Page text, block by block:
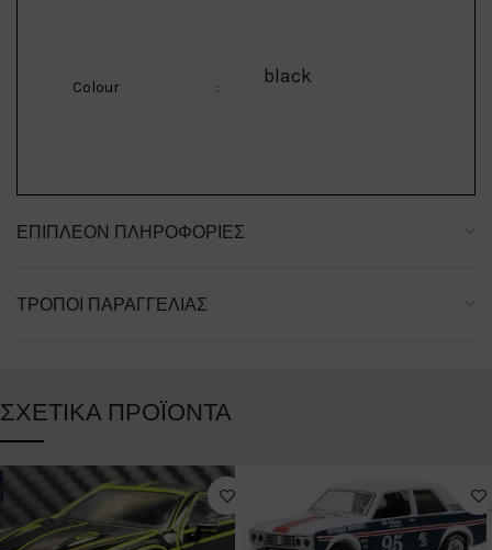
Colour : black
ΕΠΙΠΛΈΟΝ ΠΛΗΡΟΦΟΡΊΕΣ
ΤΡΌΠΟΙ ΠΑΡΑΓΓΕΛΊΑΣ
ΣΧΕΤΙΚΆ ΠΡΟΪΌΝΤΑ